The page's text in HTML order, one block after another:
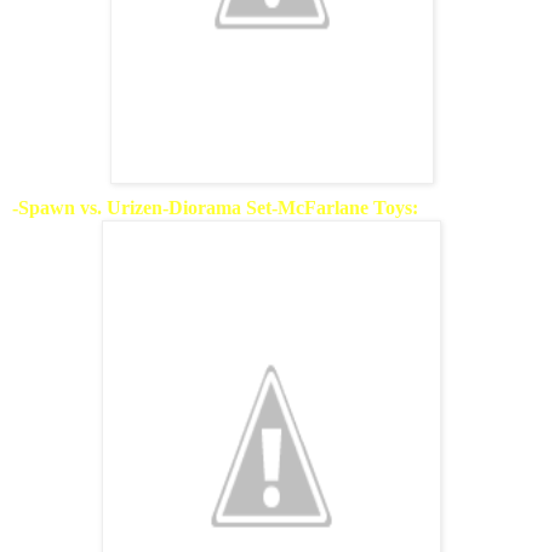
-Spawn vs. Urizen-Diorama Set-McFarlane Toys: